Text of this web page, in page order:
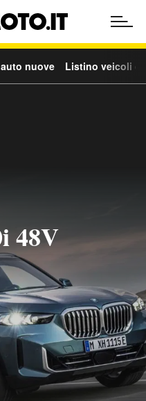
nuove Listino veicoli
48V